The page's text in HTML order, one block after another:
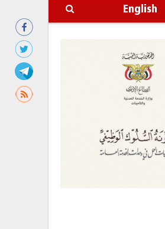
English